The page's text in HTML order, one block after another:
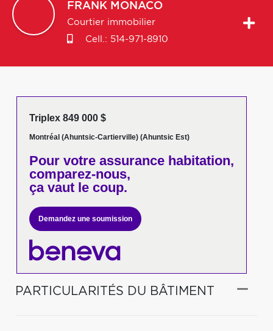
FRANK MONACO
Courtier immobilier
Cell.: 514-971-8910
Triplex 849 000 $
Montréal (Ahuntsic-Cartierville) (Ahuntsic Est)
Pour votreassurance habitation,
comparez-nous,
ça vaut le coup.
Demandez une soumission
PARTICULARITÉS DU BÂTIMENT